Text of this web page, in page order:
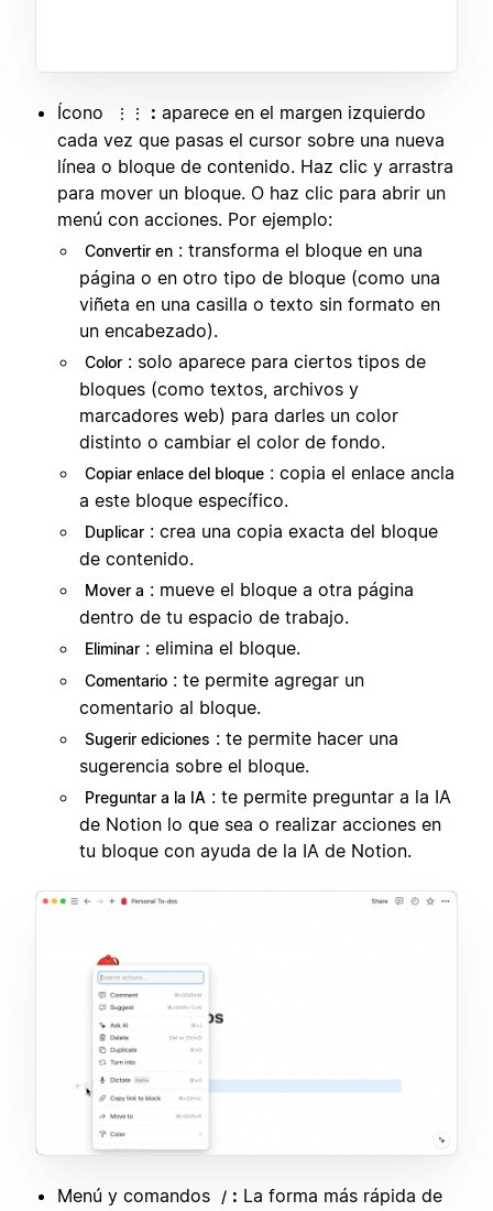
Ícono ⋮⋮ : aparece en el margen izquierdo
cada vez que pasas el cursor sobre una nueva
línea o bloque de contenido. Haz clic y arrastra
para mover un bloque. O haz clic para abrir un
menú con acciones. Por ejemplo:
Convertir en : transforma el bloque en una
página o en otro tipo de bloque (como una
viñeta en una casilla o texto sin formato en
un encabezado).
Color : solo aparece para ciertos tipos de
bloques (como textos, archivos y
marcadores web) para darles un color
distinto o cambiar el color de fondo.
Copiar enlace del bloque : copia el enlace ancla
a este bloque específico.
Duplicar : crea una copia exacta del bloque
de contenido.
Mover a : mueve el bloque a otra página
dentro de tu espacio de trabajo.
Eliminar : elimina el bloque.
Comentario : te permite agregar un
comentario al bloque.
Sugerir ediciones : te permite hacer una
sugerencia sobre el bloque.
Preguntar a la IA : te permite preguntar a la IA
de Notion lo que sea o realizar acciones en
tu bloque con ayuda de la IA de Notion.
Menú y comandos / : La forma más rápida de